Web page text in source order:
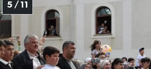
5 / 11